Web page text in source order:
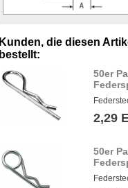
Kunden, die diesen
bestellt:
50er
2,29
50er